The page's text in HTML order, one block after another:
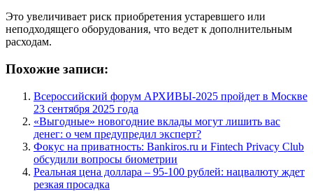
Это увеличивает риск приобретения устаревшего или
неподходящего оборудования, что ведет к дополнительным
расходам.
Похожие записи:
Всероссийский форум АРХИВЫ-2025 пройдет в Москве
23 сентября 2025 года
«Выгодные» новогодние вклады могут лишить вас
денег: о чем предупредил эксперт?
Фокус на приватность: Bankiros.ru и Fintech Privacy Club
обсудили вопросы биометрии
Реальная цена доллара – 95-100 рублей: нацвалюту ждет
резкая просадка